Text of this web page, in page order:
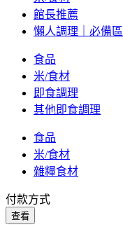
館長推薦
懶人調理｜必備區
食品
米/食材
即食調理
其他即食調理
食品
米/食材
雜糧食材
付款方式
查看